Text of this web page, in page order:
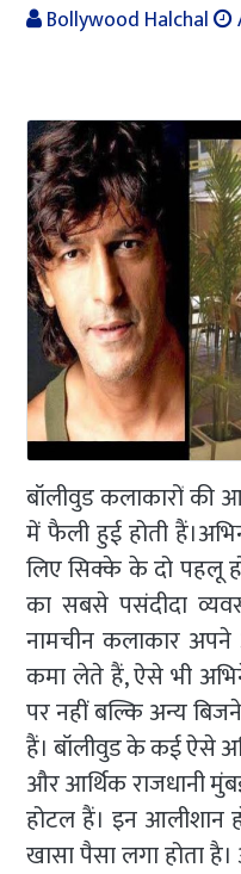
Bollywood Halchal
बॉलीवुड कलाकारों की
में फैली हुई होती
लिए सिक्के के दो पहलू
का सबसे पसंदीदा
नामचीन कलाकार
कमा लेते हैं, ऐसे भी
पर नहीं बल्कि अन्य
हैं। बॉलीवुड के कई ऐसे
और आर्थिक राजधानी
होटल हैं। इन आलीशान
खासा पैसा लगा होता